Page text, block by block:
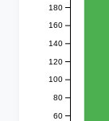
60
80
100
120
140
160
180